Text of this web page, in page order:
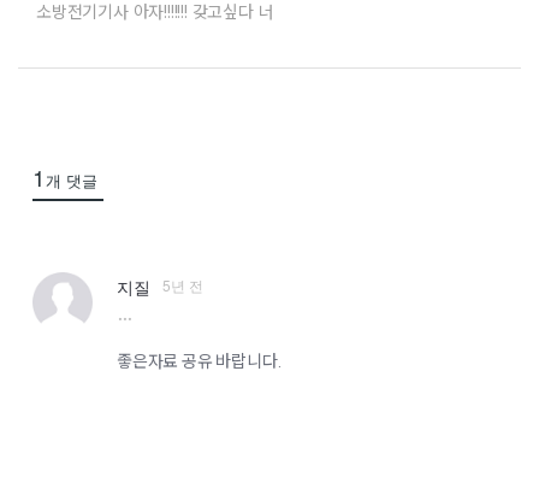
소방전기기사 아자!!!!!!! 갖고싶다 너
1 개 댓글
지질 5년 전
좋은자료 공유 바랍니다.